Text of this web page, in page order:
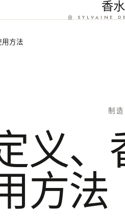
香
由 SYLVAINE
方法
制
义、
方法